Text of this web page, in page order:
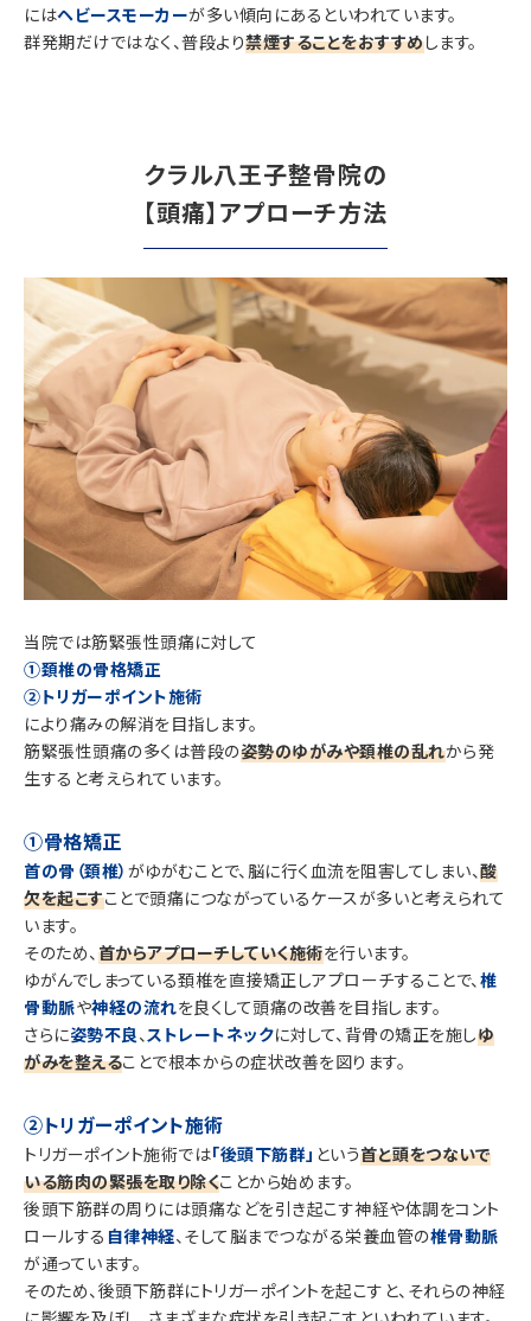
にはヘビースモーカーが多い傾向にあるといわれています。
群発期だけではなく、普段より禁煙することをおすすめします。
クラル八王子整骨院の
【頭痛】アプローチ方法
当院では筋緊張性頭痛に対して
①頚椎の骨格矯正
②トリガーポイント施術
により痛みの解消を目指します。
筋緊張性頭痛の多くは普段の姿勢のゆがみや頚椎の乱れから発
生すると考えられています。
①骨格矯正
首の骨（頚椎） がゆがむことで、脳に行く血流を阻害してしまい、酸
欠を起こすことで頭痛につながっているケースが多いと考えられて
います。
そのため、 首からアプローチしていく施術を行います。
ゆがんでしまっている頚椎を直接矯正しアプローチすることで、 椎
骨動脈や神経の流れを良くして頭痛の改善を目指します。
さらに姿勢不良、 ストレートネックに対して、背骨の矯正を施しゆ
がみを整えることで根本からの症状改善を図ります。
②トリガーポイント施術
トリガーポイント施術では「後頭下筋群」 という首と頭をつないで
いる筋肉の緊張を取り除くことから始めます。
後頭下筋群の周りには頭痛などを引き起こす神経や体調をコント
ロールする 自律神経、そして脳までつながる栄養血管の椎骨動脈
が通っています。
そのため、後頭下筋群にトリガーポイントを起こすと、それらの神経